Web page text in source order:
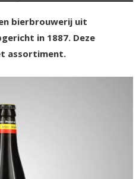
bierbrouwerij uit
in 1887. Deze
assortiment.